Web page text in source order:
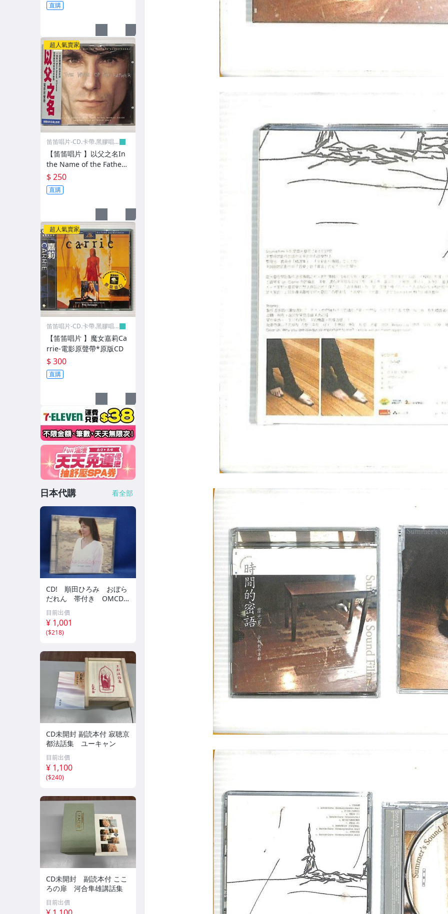
直購
超人氣賣家
笛笛唱片-CD.卡帶.黑膠唱
【笛笛唱片 】以父之名In
the Name of the Father-
電影原聲帶*原版CD
$ 250
直購
超人氣賣家
笛笛唱片-CD.卡帶.黑膠唱
【笛笛唱片 】魔女嘉莉Ca
rrie-電影原聲帶*原版CD
$ 300
直購
日本代購 看全部
CD! 順田ひろみ おぼら
だれん 帯付き OMCD-1
6 42405
目前出價
¥ 1,001
($218)
CD未開封 副読本付 寂聴京
都法話集 ユーキャン
目前出價
¥ 1,100
($240)
CD未開封 副読本付 ここ
ろの扉 河合隼雄講話集
目前出價